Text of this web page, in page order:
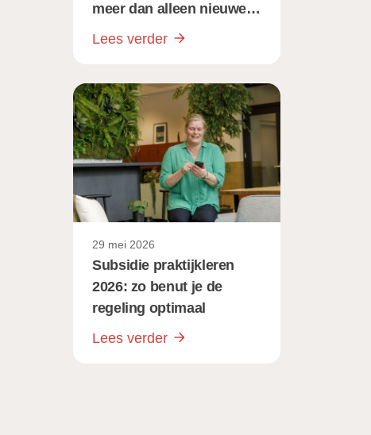
meer dan alleen nieuwe
software
Lees verder
29 mei 2026
Subsidie praktijkleren
2026: zo benut je de
regeling optimaal
Lees verder